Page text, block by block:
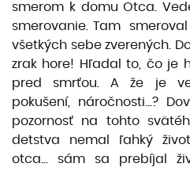
smerom k domu Otca.
smerovanie. Tam
všetkých sebe zverených.
zrak hore! Hľadal to, čo je
pred smrťou. A že je
pokušení, náročnosti...?
pozornosť na tohto
detstva nemal ľahký
otca... sám sa prebíjal